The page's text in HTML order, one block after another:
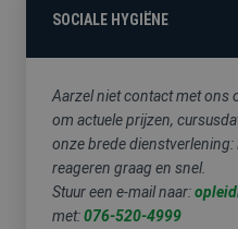
VCA
SOCIALE HYGIËNE
Aarzel niet contact met ons
om actuele prijzen,
onze brede dienstverlening:
reageren graag en snel.
Stuur een e-mail naar:
met:076-520-4999